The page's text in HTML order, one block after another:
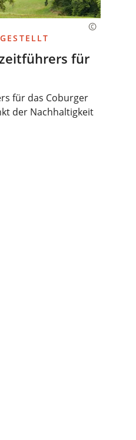
für
für das Coburger
der Nachhaltigkeit